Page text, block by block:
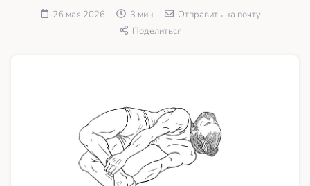
26 мая 2026 3 мин
Отправить на почту
Поделиться